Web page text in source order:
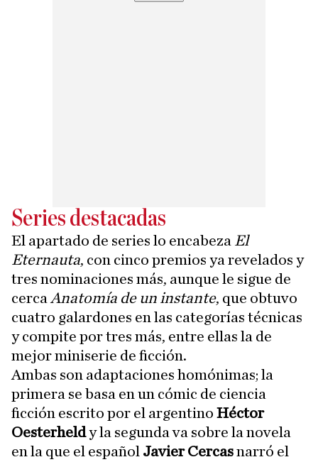
Series destacadas
El apartado de series lo encabeza El
Eternauta, con cinco premios ya revelados y
tres nominaciones más, aunque le sigue de
cerca Anatomía de un instante, que obtuvo
cuatro galardones en las categorías técnicas
y compite por tres más, entre ellas la de
mejor miniserie de ficción.
Ambas son adaptaciones homónimas; la
primera se basa en un cómic de ciencia
ficción escrito por el argentino Héctor
Oesterheldy la segunda va sobre la novela
en la que el español Javier Cercasnarró el